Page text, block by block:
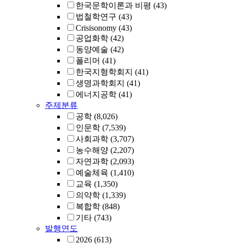
한국문학이론과 비평 (43)
법철학연구 (43)
Crisisonomy (43)
공업화학 (42)
동양예술 (42)
폴리머 (41)
한국지형학회지 (41)
생명과학회지 (41)
에너지공학 (41)
주제분류
공학 (8,026)
인문학 (7,539)
사회과학 (3,707)
농수해양 (2,207)
자연과학 (2,093)
예술체육 (1,410)
교육 (1,350)
의약학 (1,339)
복합학 (848)
기타 (743)
발행연도
2026 (613)